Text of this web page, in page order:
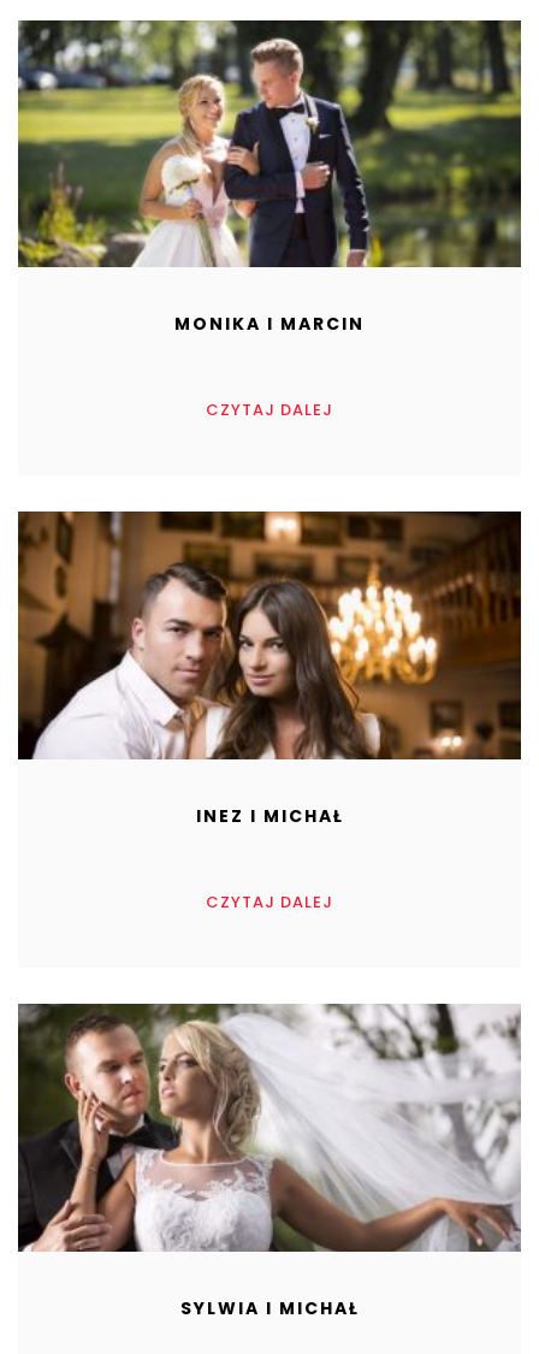
MONIKA I MARCIN
CZYTAJ DALEJ
INEZ I MICHAŁ
CZYTAJ DALEJ
SYLWIA I MICHAŁ